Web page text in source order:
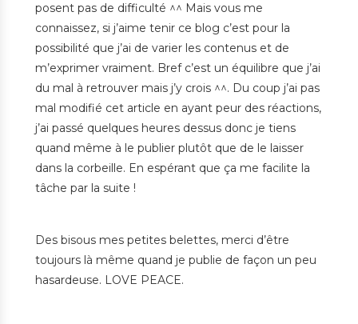
posent pas de difficulté ^^ Mais vous me
connaissez, si j’aime tenir ce blog c’est pour la
possibilité que j’ai de varier les contenus et de
m’exprimer vraiment. Bref c’est un équilibre que j’ai
du mal à retrouver mais j’y crois ^^. Du coup j’ai pas
mal modifié cet article en ayant peur des réactions,
j’ai passé quelques heures dessus donc je tiens
quand même à le publier plutôt que de le laisser
dans la corbeille. En espérant que ça me facilite la
tâche par la suite !
Des bisous mes petites belettes, merci d’être
toujours là même quand je publie de façon un peu
hasardeuse. LOVE PEACE.